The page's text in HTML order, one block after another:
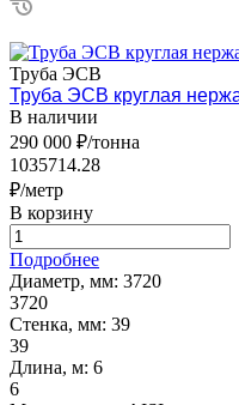
Труба ЭСВ
Труба ЭСВ круглая
В наличии
290 000 ₽/тонна
1035714.28
₽/метр
В корзину
Подробнее
Диаметр, мм: 3720
3720
Стенка, мм: 39
39
Длина, м: 6
6